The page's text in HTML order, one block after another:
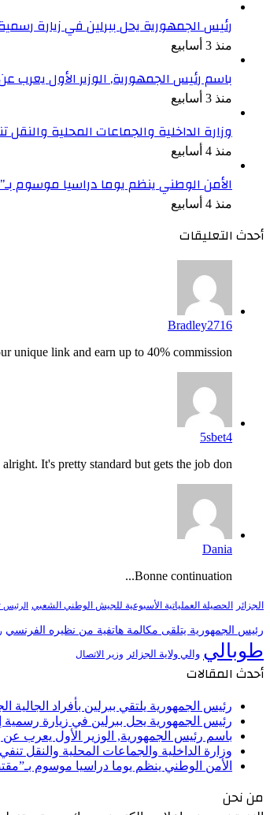
رئيس الجمهورية يحل ببرلين في زيارة رسمية
منذ 3 أسابيع
باسم رئيس الجمهورية, الوزير الأول يعرب
منذ 3 أسابيع
وزارة الداخلية والجماعات المحلية
منذ 4 أسابيع
الأمن الوطني ينظم يوما دراسيا موسوم
منذ 4 أسابيع
أحدث التعليقات
Bradley2716
unique link and earn up to 40% commission!...
5sbet4
alright. It's pretty standard but gets the job don...
Dania
Bonne continuation...
الجزائر الحصيلة العملياتية الأسبوعية للجيش الوطني الشعبي الرئيس
رئيس الجمهورية يتلقى مكالمة هاتفية من نظيره الفرنسي
طوبالي والي ولاية الجزائر وزير الاتصال
أحدث المقالات
رئيس الجمهورية يلتقي ببرلين بأفراد الجالية
رئيس الجمهورية يحل ببرلين في زيارة رسمية
باسم رئيس الجمهورية, الوزير الأول يعرب عن
وزارة الداخلية والجماعات المحلية والنقل
الأمن الوطني ينظم يوما دراسيا موسوم
من نحن